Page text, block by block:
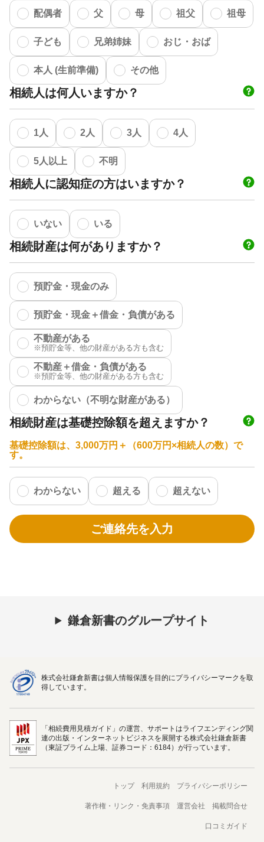
配偶者 父 母 祖父 祖母
子ども 兄弟姉妹 おじ・おば
本人 (生前準備) その他
相続人は何人いますか？
1人 2人 3人 4人
5人以上 不明
相続人に認知症の方はいますか？
いない いる
相続財産は何がありますか？
預貯金・現金のみ
預貯金・現金＋借金・負債がある
不動産がある
不動産＋借金・負債がある
わからない（不明な財産がある）
相続財産は基礎控除額を超えますか？
基礎控除額は、3,000万円＋（600万円×相続人の数）で
す。
わからない 超える 超えない
ご連絡先を入力
鎌倉新書のグループサイト
株式会社鎌倉新書は個人情報保護を目的にプライバシーマークを取
得しています。
「相続費用見積ガイド」の運営、サポートはライフエンディング関
連の出版・インターネットビジネスを展開する株式会社鎌倉新書
（東証プライム上場、証券コード：6184）が行っています。
トップ 利用規約 プライバシーポリシー
著作権・リンク・免責事項 運営会社 掲載問合せ
口コミガイド